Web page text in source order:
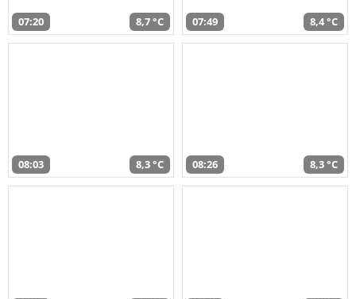
07:20 8,7 °C 07:49 8,4 °C
08:03 8,3 °C 08:26 8,3 °C